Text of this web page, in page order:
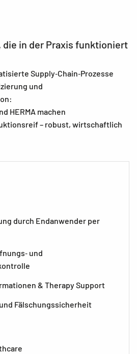
die in der Praxis funktioniert
Supply‑Chain‑Prozesse
und
HERMA machen
– robust, wirtschaftlich
durch Endanwender per
und
& Therapy Support
Fälschungssicherheit